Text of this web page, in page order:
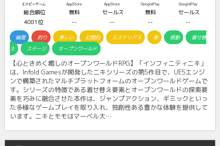
エスピーゲーム
総合順位
4081位
AppStore
無料
--
AppStore
セールス
--
GooglePlay
無料
--
GooglePlay
セールス
--
幽霊 釣り 美しい 幻想的 ミステリアス 車 感動
着せ替
え
ステージ オープンワールド
【心ときめく癒しのオープンワールドRPG】「インフィニティニキ」
は、Infold Gamesが開発したニキシリーズの第5作目で、UE5エンジ
ンで構築されたマルチプラットフォームのオープンワールドゲームで
す。シリーズの特徴である着せ替え要素とオープンワールドの探索要
素を巧みに融合させた本作は、ジャンプアクション、ギミックといっ
た多様なゲームプレイを取り入れ、独創性ある豊かな体験を提供して
います。ニキとモモはマーベル大…